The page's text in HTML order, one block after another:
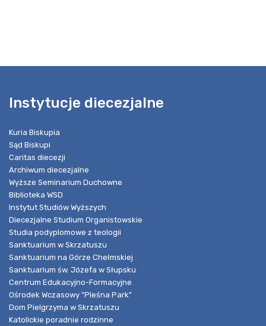
Instytucje diecezjalne
Kuria Biskupia
Sąd Biskupi
Caritas diecezji
Archiwum diecezjalne
Wyższe Seminarium Duchowne
Biblioteka WSD
Instytut Studiów Wyższych
Diecezjalne Studium Organistowskie
Studia podyplomowe z teologii
Sanktuarium w Skrzatuszu
Sanktuarium na Górze Chełmskiej
Sanktuarium św. Józefa w Słupsku
Centrum Edukacyjno-Formacyjne
Ośrodek Wczasowy "Pleśna Park"
Dom Pielgrzyma w Skrzatuszu
Katolickie poradnie rodzinne